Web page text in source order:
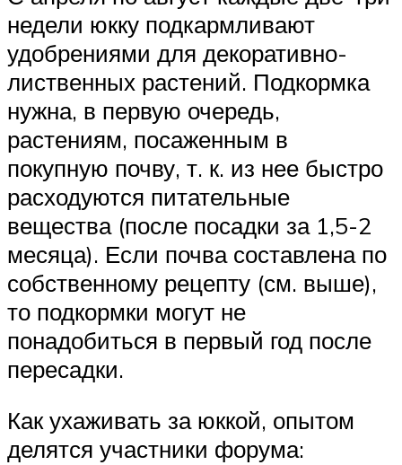
недели юкку подкармливают
удобрениями для декоративно-
лиственных растений. Подкормка
нужна, в первую очередь,
растениям, посаженным в
покупную почву, т. к. из нее быстро
расходуются питательные
вещества (после посадки за 1,5-2
месяца). Если почва составлена по
собственному рецепту (см. выше),
то подкормки могут не
понадобиться в первый год после
пересадки.
Как ухаживать за юккой, опытом
делятся участники форума: